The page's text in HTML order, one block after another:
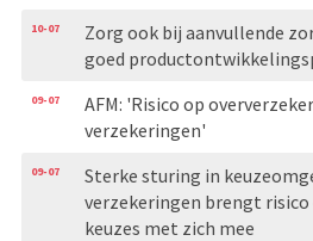
10-07
Zorg ook bij aanvullende
goed
09-07
AFM: 'Risico op
verzekeringen'
09-07
Sterke sturing in
verzekeringen brengt
keuzes met zich mee